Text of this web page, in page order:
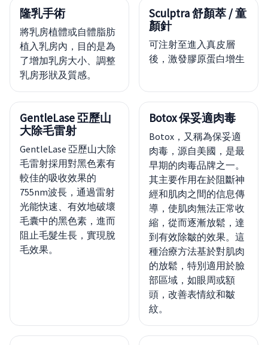
隆乳手術
將乳房植體或自體脂肪
植入乳房內，目的是為
了增加乳房大小、調整
乳房形狀及質感。
Sculptra 舒顏萃 / 童
顏針
可注射至進入真皮層
後，激發膠原蛋白增生
GentleLase 亞歷山
大除毛雷射
GentleLase 亞歷山大除
毛雷射採用對黑色素有
較佳的吸收效果的
755nm波長，通過雷射
光能快速、有效地破壞
毛囊中的黑色素，進而
阻止毛髮生長，實現脫
毛效果。
Botox 保妥適肉毒
Botox，又稱為保妥適
肉毒，源自美國，是最
早期的肉毒品牌之一。
其主要作用在於阻斷神
經和肌肉之間的信息傳
導，使肌肉無法正常收
縮，從而逐漸放鬆，達
到有效除皺的效果。這
種治療方法基於對肌肉
的放鬆，特別適用於臉
部區域，如眼周或額
頭，改善表情紋和皺
紋。